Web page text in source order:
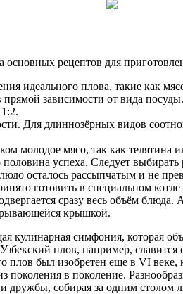
рецептов для
идеального плова, такие как
зависимости от вида
Для длиннозёрных видов
молодое мясо, так как телятина
успеха. Следует
осталось рассыпчатым и не
готовить в специальном
сразу весь объём
крышкой.
кулинарная симфония, которая
плов, например,
плов был изобретен еще в VI
поколения в поколение.
дружбы, собирая за одним столом